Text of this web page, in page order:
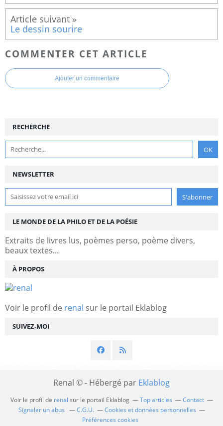
Le dessin sourire
COMMENTER CET ARTICLE
Ajouter un commentaire
NEWSLETTER
SUIVEZ-MOI
RECHERCHE
LE MONDE DE LA PHILO ET DE LA POÉSIE
Extraits de livres lus, poèmes perso, poème divers,
beaux textes...
À PROPOS
Voir le profil de renal sur le portail Eklablog
Renal © - Hébergé par Eklablog
Voir le profil de renal sur le portail Eklablog Top articles
Contact
Signaler un abus
C.G.U.
Cookies et données personnelles
Préférences cookies